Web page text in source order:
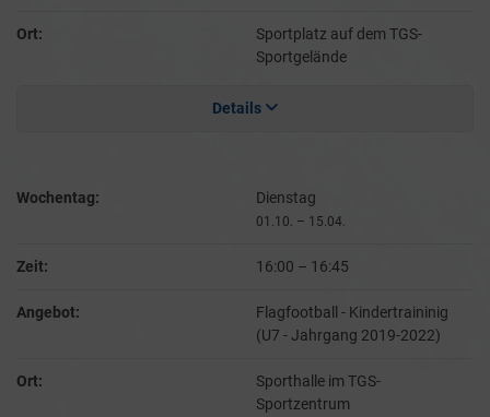
Ort:
Sportplatz auf dem TGS-
Sportgelände
Details
Wochentag: Dienstag
01.10. – 15.04.
Zeit: 16:00 – 16:45
Angebot:
Flagfootball - Kindertraininig
(U7 - Jahrgang 2019-2022)
Ort:
Sporthalle im TGS-
Sportzentrum